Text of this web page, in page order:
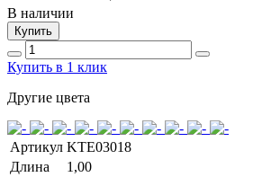
В наличии
Купить
Купить в 1 клик
Другие цвета
Артикул KTE03018
Длина
1,00